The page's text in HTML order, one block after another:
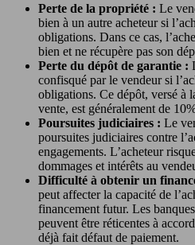
Perte de la propriété : Le
bien à un autre acheteur si
obligations. Dans ce cas,
bien et ne récupère pas son
Perte du dépôt de garantie :
confisqué par le vendeur si
obligations. Ce dépôt, versé à
vente, est généralement de
Poursuites judiciaires : Le
poursuites judiciaires contre
engagements. L’acheteur
dommages et intérêts au
Difficulté à obtenir un
peut affecter la capacité de
financement futur. Les
peuvent être réticentes à
déjà fait défaut de paiement.